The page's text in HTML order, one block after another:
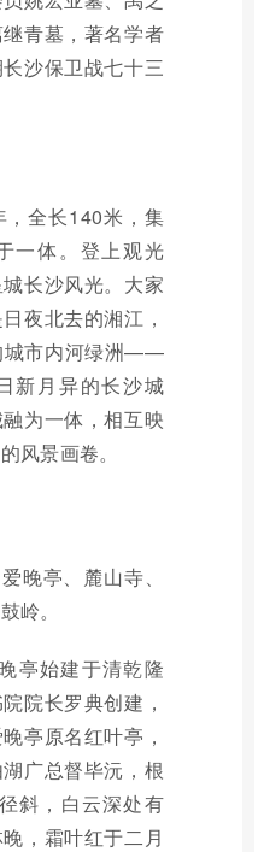
青墓，著名学者
沙保卫战七十三
全长140米，集
一体。登上观光
长沙风光。大家
夜北去的湘江，
城市内河绿洲——
新月异的长沙城
为一体，相互映
风景画卷。
晚亭、麓山寺、
岭。
亭始建于清乾隆
院长罗典创建，
亭原名红叶亭，
广总督毕沅，根
斜，白云深处有
，霜叶红于二月